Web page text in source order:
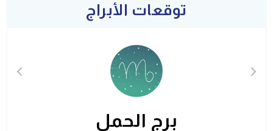
توقعات الأبراج
برج الحمل